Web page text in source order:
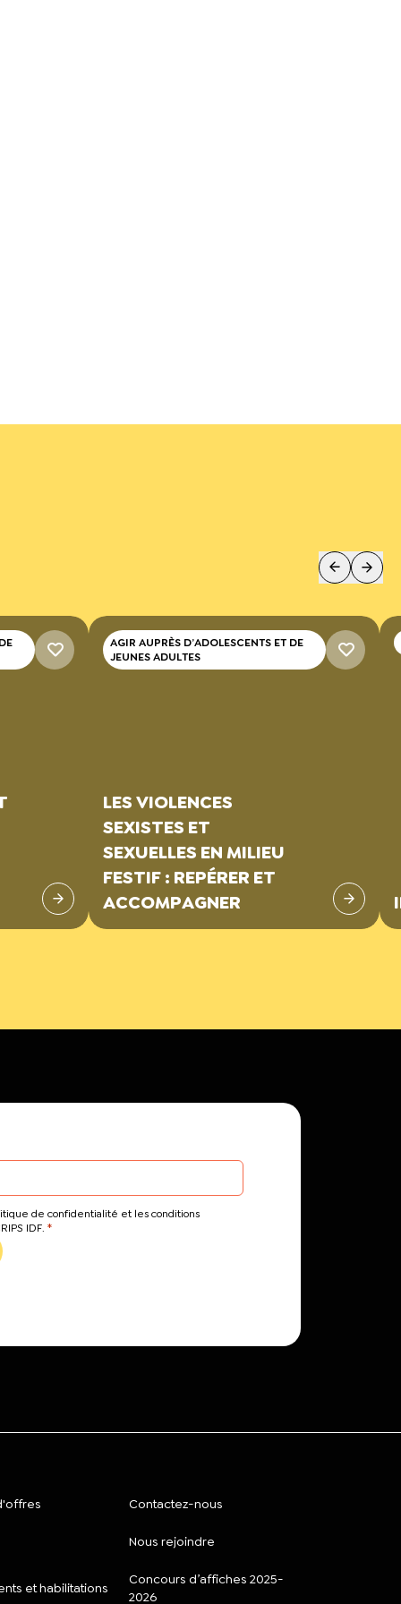
AGIR AUPRÈS D’ADOLESCENTS ET DE
JEUNES ADULTES
LES VIOLENCES
SEXISTES ET
SEXUELLES EN MILIEU
FESTIF : REPÉRER ET
ACCOMPAGNER
de confidentialité et les conditions
IDF. *
Contactez-nous
Nous rejoindre
et habilitations
Concours d’affiches 2025-
2026